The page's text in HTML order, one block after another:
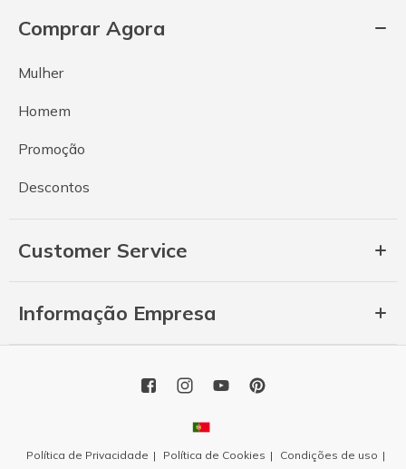
Comprar Agora
Mulher
Homem
Promoção
Descontos
Customer Service
Informação Empresa
Política de Privacidade Política de Cookies Condições de uso